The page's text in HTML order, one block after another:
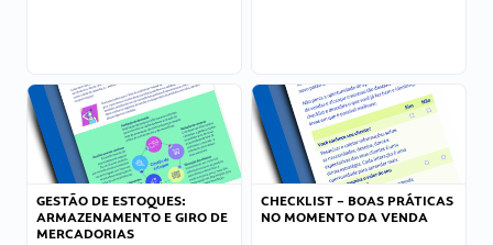
GESTÃO DE ESTOQUES:
ARMAZENAMENTO E GIRO DE
MERCADORIAS
CHECKLIST – BOAS PRÁTICAS
NO MOMENTO DA VENDA